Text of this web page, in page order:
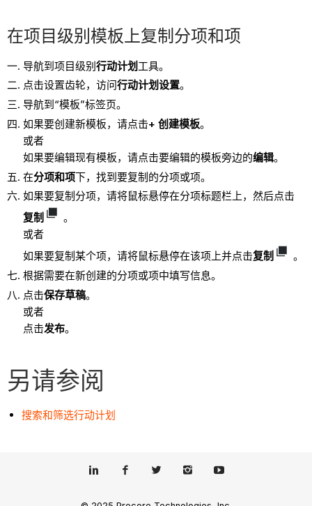
在项目级别模板上复制分项和项
导航到项目级别行动计划 工具。
点击设置齿轮，访问行动计划设置。
导航到“模板”标签页。
如果要创建新模板，请点击+ 创建模板。
或者
如果要编辑现有模板，请点击要编辑的模板旁边的编辑。
在分项和项下，找到要复制的分项或项。
如果要复制分项，请将鼠标悬停在分项标题栏上，然后点击
复制
。
或者
如果要复制某个项，请将鼠标悬停在该项上并点击复制
。
根据需要在新创建的分项或项中填写信息。
点击保存草稿。
或者
点击发布。
另请参阅
搜索和筛选行动计划